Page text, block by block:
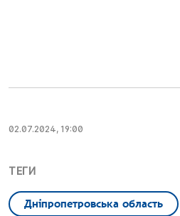
02.07.2024, 19:00
ТЕГИ
Дніпропетровська область